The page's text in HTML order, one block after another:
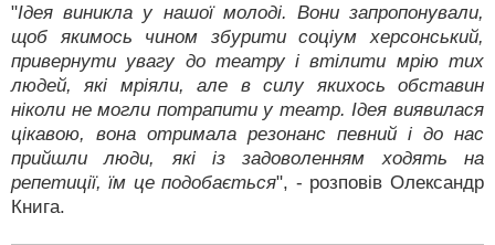
"Ідея виникла у нашої молоді. Вони запропонували,
щоб якимось чином збурити соціум херсонський,
привернути увагу до театру і втілити мрію тих
людей, які мріяли, але в силу якихось обставин
ніколи не могли потрапити у театр. Ідея виявилася
цікавою, вона отримала резонанс певний і до нас
прийшли люди, які із задоволенням ходять на
репетиції, їм це подобається", - розповів Олександр
Книга.